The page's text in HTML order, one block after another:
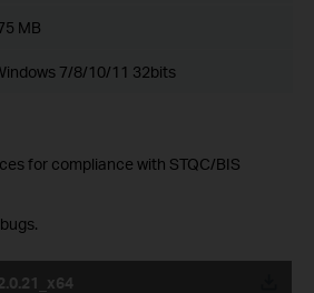
MB
7/8/10/11 32bits
for compliance with STQC/BIS